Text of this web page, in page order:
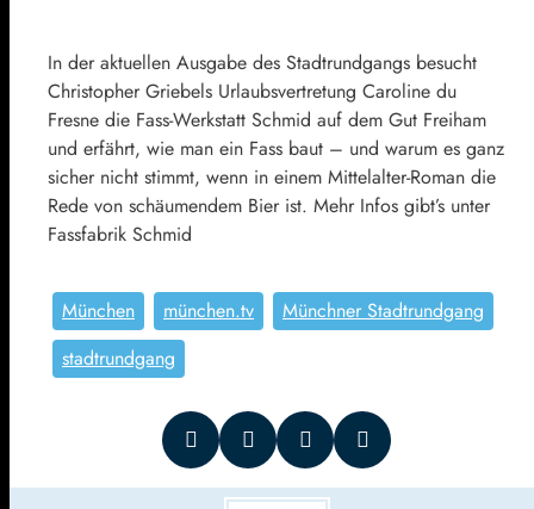
In der aktuellen Ausgabe des Stadtrundgangs besucht
Christopher Griebels Urlaubsvertretung Caroline du
Fresne die Fass-Werkstatt Schmid auf dem Gut Freiham
und erfährt, wie man ein Fass baut – und warum es ganz
sicher nicht stimmt, wenn in einem Mittelalter-Roman die
Rede von schäumendem Bier ist. Mehr Infos gibt’s unter
Fassfabrik Schmid
München münchen.tv
Münchner Stadtrundgang
stadtrundgang